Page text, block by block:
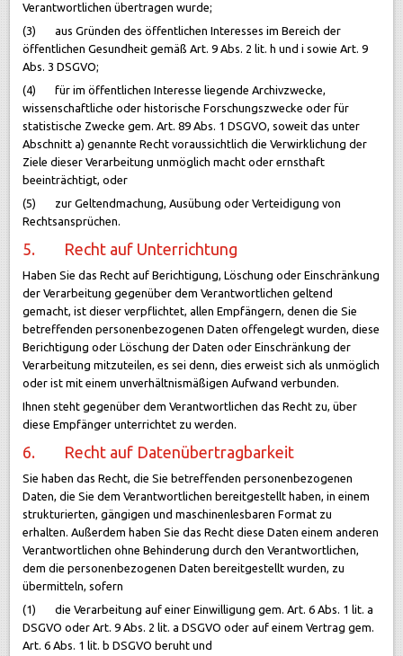
Verantwortlichen übertragen wurde;
(3) aus Gründen des öffentlichen Interesses im Bereich der
öffentlichen Gesundheit gemäß Art. 9 Abs. 2 lit. h und i sowie Art. 9
Abs. 3 DSGVO;
(4) für im öffentlichen Interesse liegende Archivzwecke,
wissenschaftliche oder historische Forschungszwecke oder für
statistische Zwecke gem. Art. 89 Abs. 1 DSGVO, soweit das unter
Abschnitt a) genannte Recht voraussichtlich die Verwirklichung der
Ziele dieser Verarbeitung unmöglich macht oder ernsthaft
beeinträchtigt, oder
(5) zur Geltendmachung, Ausübung oder Verteidigung von
Rechtsansprüchen.
5. Recht auf Unterrichtung
Haben Sie das Recht auf Berichtigung, Löschung oder Einschränkung
der Verarbeitung gegenüber dem Verantwortlichen geltend
gemacht, ist dieser verpflichtet, allen Empfängern, denen die Sie
betreffenden personenbezogenen Daten offengelegt wurden, diese
Berichtigung oder Löschung der Daten oder Einschränkung der
Verarbeitung mitzuteilen, es sei denn, dies erweist sich als unmöglich
oder ist mit einem unverhältnismäßigen Aufwand verbunden.
Ihnen steht gegenüber dem Verantwortlichen das Recht zu, über
diese Empfänger unterrichtet zu werden.
6. Recht auf Datenübertragbarkeit
Sie haben das Recht, die Sie betreffenden personenbezogenen
Daten, die Sie dem Verantwortlichen bereitgestellt haben, in einem
strukturierten, gängigen und maschinenlesbaren Format zu
erhalten. Außerdem haben Sie das Recht diese Daten einem anderen
Verantwortlichen ohne Behinderung durch den Verantwortlichen,
dem die personenbezogenen Daten bereitgestellt wurden, zu
übermitteln, sofern
(1) die Verarbeitung auf einer Einwilligung gem. Art. 6 Abs. 1 lit. a
DSGVO oder Art. 9 Abs. 2 lit. a DSGVO oder auf einem Vertrag gem.
Art. 6 Abs. 1 lit. b DSGVO beruht und